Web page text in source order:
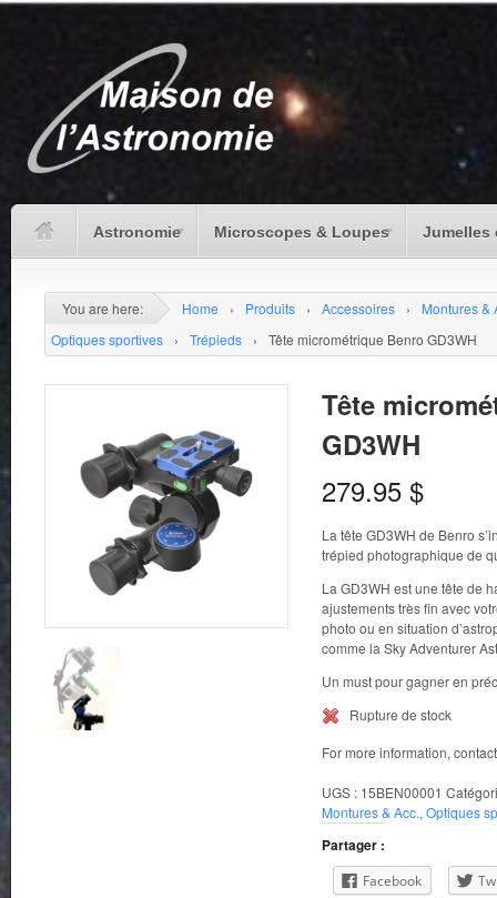
Astronomie Microscopes & Loupes Jumelles
You are here: Home › Produits › Accessoires ›
Montures &
Optiques sportives
› Trépieds › Tête micrométrique Benro GD3WH
Tête
GD3WH
279.95 $
La tête GD3WH de Benro
trépied photographique de
La GD3WH est une tête de
ajustements très fin avec
photo ou en situation
comme la Sky Adventurer
Un must pour gagner en
Rupture de stock
For more information,
UGS : 15BEN00001
Montures & Acc., Optiques
Partager :
Facebook